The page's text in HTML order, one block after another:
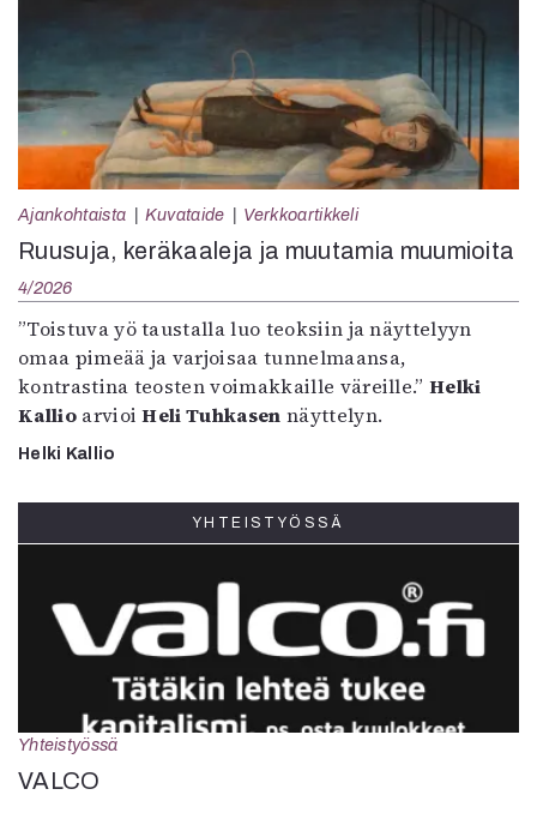
Ajankohtaista Kuvataide Verkkoartikkeli
Ruusuja, keräkaaleja ja muutamia muumioita
4/2026
”Toistuva yö taustalla luo teoksiin ja näyttelyyn
omaa pimeää ja varjoisaa tunnelmaansa,
kontrastina teosten voimakkaille väreille.”Helki
KallioarvioiHeli Tuhkasen näyttelyn.
Helki Kallio
YHTEISTYÖSSÄ
Yhteistyössä
VALCO